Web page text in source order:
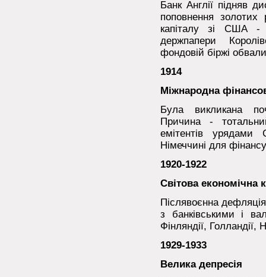
Банк Англії підняв
поповнення золотих
капіталу зі США -
держпапери
фондовій біржі
1914
Міжнародна
Була викликана
Причина -
емітентів урядами
Німеччині для
1920-1922
Світова економічна
Післявоєнна
з банківськими і
Фінляндії, Голландії,
1929-1933
Велика депресія